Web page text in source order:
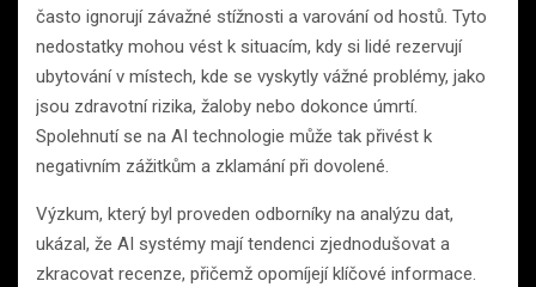
často ignorují závažné stížnosti a varování od hostů. Tyto
nedostatky mohou vést k situacím, kdy si lidé rezervují
ubytování v místech, kde se vyskytly vážné problémy, jako
jsou zdravotní rizika, žaloby nebo dokonce úmrtí.
Spolehnutí se na AI technologie může tak přivést k
negativním zážitkům a zklamání při dovolené.
Výzkum, který byl proveden odborníky na analýzu dat,
ukázal, že AI systémy mají tendenci zjednodušovat a
zkracovat recenze, přičemž opomíjejí klíčové informace.